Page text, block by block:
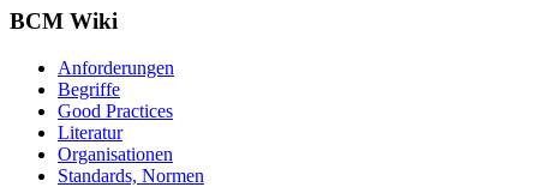
BCM Wiki
Anforderungen
Begriffe
Good Practices
Literatur
Organisationen
Standards, Normen